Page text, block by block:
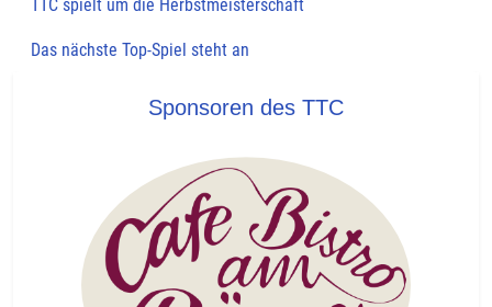
TTC spielt um die Herbstmeisterschaft
Das nächste Top-Spiel steht an
Sponsoren des TTC